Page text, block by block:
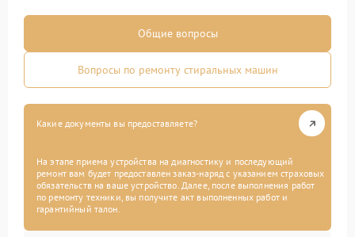
Общие вопросы
Вопросы по ремонту стиральных машин
Какие документы вы предоставляете?
На этапе приема устройства на диагностику и последующий
ремонт вам будет предоставлен заказ-наряд с указанием страховых
обязательств на ваше устройство. Далее, после выполнения работ
по ремонту техники, вы получите акт выполненных работ и
гарантийный талон.